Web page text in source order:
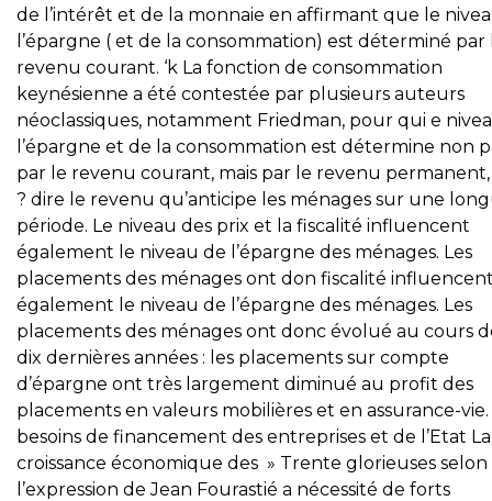
de l’intérêt et de la monnaie en affirmant que le
l’épargne ( et de la consommation) est déterminé par
revenu courant. ‘k La fonction de consommation
keynésienne a été contestée par plusieurs auteurs
néoclassiques, notamment Friedman, pour qui e
l’épargne et de la consommation est détermine non
par le revenu courant, mais par le revenu permanent,
? dire le revenu qu’anticipe les ménages sur une
période. Le niveau des prix et la fiscalité influencent
également le niveau de l’épargne des ménages. Les
placements des ménages ont don fiscalité
également le niveau de l’épargne des ménages. Les
placements des ménages ont donc évolué au cours
dix dernières années : les placements sur compte
d’épargne ont très largement diminué au profit des
placements en valeurs mobilières et en assurance-vie.
besoins de financement des entreprises et de l’Etat La
croissance économique des » Trente glorieuses selon
l’expression de Jean Fourastié a nécessité de forts